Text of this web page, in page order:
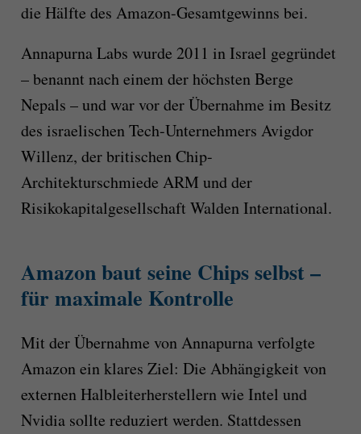
die Hälfte des Amazon-Gesamtgewinns bei.
Annapurna Labs wurde 2011 in Israel gegründet
– benannt nach einem der höchsten Berge
Nepals – und war vor der Übernahme im Besitz
des israelischen Tech-Unternehmers Avigdor
Willenz, der britischen Chip-
Architekturschmiede ARM und der
Risikokapitalgesellschaft Walden International.
Amazon baut seine Chips selbst –
für maximale Kontrolle
Mit der Übernahme von Annapurna verfolgte
Amazon ein klares Ziel: Die Abhängigkeit von
externen Halbleiterherstellern wie Intel und
Nvidia sollte reduziert werden. Stattdessen